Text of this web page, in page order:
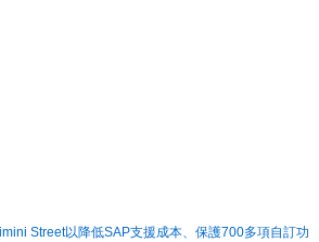
Street以降低SAP支援成本、保護700多項自訂功